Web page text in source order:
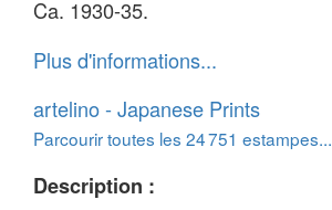
Ca. 1930-35.
Plus d'informations...
artelino - Japanese Prints
Parcourir toutes les 24 751 estampes...
Description :